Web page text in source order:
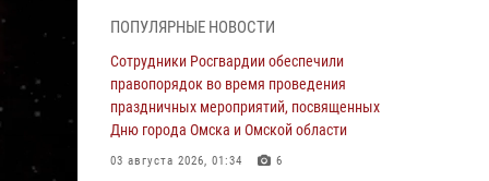
Всероссийская акция «Каникулы с
Росгвардией» продолжается в Омской
области
31 июля 2026, 09:22 1
ПОПУЛЯРНЫЕ НОВОСТИ
Сотрудники Росгвардии обеспечили
правопорядок во время проведения
праздничных мероприятий, посвященных
Дню города Омска и Омской области
03 августа 2026, 01:34 6